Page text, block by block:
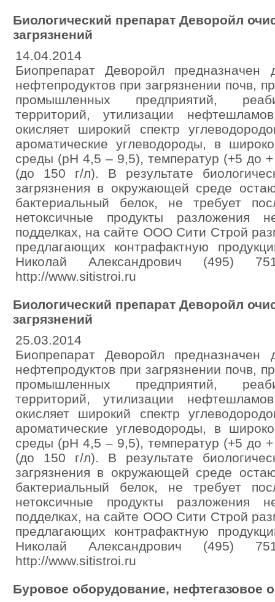
Биологический препарат Деворойл
загрязнений
14.04.2014
Биопрепарат Деворойл
нефтепродуктов при загрязнении почв,
промышленных предприятий,
территорий, утилизации
окисляет широкий спектр
ароматические углеводороды, в
среды (рН 4,5 – 9,5), температур (+5 до
(до 150 г/л). В результате
загрязнения в окружающей среде
бактериальный белок, не требует
нетоксичные продукты разложения
подделках, на сайте ООО Сити Строй
предлагающих контрафактную
Николай Александрович (495)
http://www.sitistroi.ru
Биологический препарат Деворойл
загрязнений
25.03.2014
Биопрепарат Деворойл
нефтепродуктов при загрязнении почв,
промышленных предприятий,
территорий, утилизации
окисляет широкий спектр
ароматические углеводороды, в
среды (рН 4,5 – 9,5), температур (+5 до
(до 150 г/л). В результате
загрязнения в окружающей среде
бактериальный белок, не требует
нетоксичные продукты разложения
подделках, на сайте ООО Сити Строй
предлагающих контрафактную
Николай Александрович (495)
http://www.sitistroi.ru
Буровое оборудование, нефтегазовое